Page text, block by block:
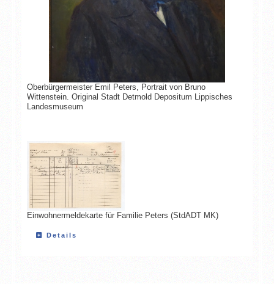
Oberbürgermeister Emil Peters, Portrait von Bruno
Wittenstein. Original Stadt Detmold Depositum Lippisches
Landesmuseum
Einwohnermeldekarte für Familie Peters (StdADT MK)
Details